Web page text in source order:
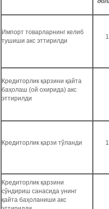
Импорт товарларнинг келиб
тушиши акс эттирилди
Кредиторлик қарзини қайта
баҳолаш (ой охирида) акс
эттирилди
Кредиторлик қарзи тўланди
Кредиторлик қарзини
сўндириш санасида унинг
қайта баҳоланиши акс